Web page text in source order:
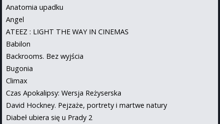
Anatomia upadku
Angel
ATEEZ : LIGHT THE WAY IN CINEMAS
Babilon
Backrooms. Bez wyjścia
Bugonia
Climax
Czas Apokalipsy: Wersja Reżyserska
David Hockney. Pejzaże, portrety i martwe natury
Diabeł ubiera się u Prady 2